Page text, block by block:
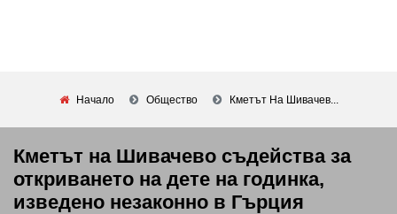
Начало Общество Кметът На Шивачев...
Кметът на Шивачево съдейства за
откриването на дете на годинка,
изведено незаконно в Гърция